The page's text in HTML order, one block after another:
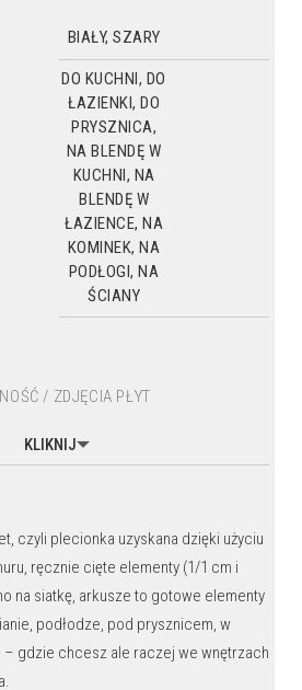
BIAŁY, SZARY
DO KUCHNI, DO
ŁAZIENKI, DO
PRYSZNICA,
NA BLENDĘ W
KUCHNI, NA
BLENDĘ W
ŁAZIENCE, NA
KOMINEK, NA
PODŁOGI, NA
ŚCIANY
/ ZDJĘCIA PŁYT
KLIKNIJ
czyli plecionka uzyskana dzięki użyciu
ręcznie cięte elementy (1/1 cm i
na siatkę, arkusze to gotowe elementy
podłodze, pod prysznicem, w
– gdzie chcesz ale raczej we wnętrzach